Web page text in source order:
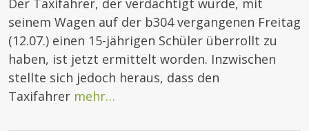
Der Taxifahrer, der verdächtigt wurde, mit
seinem Wagen auf der b304 vergangenen Freitag
(12.07.) einen 15-jährigen Schüler überrollt zu
haben, ist jetzt ermittelt worden. Inzwischen
stellte sich jedoch heraus, dass den
Taxifahrer mehr…